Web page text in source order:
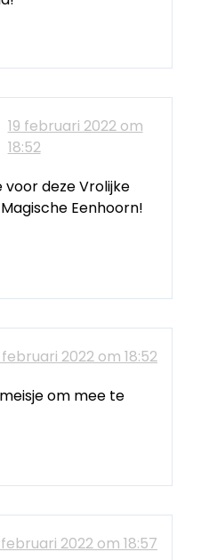
19 februari 2022 om
18:52
deze Vrolijke
Eenhoorn!
februari 2022 om 18:52
om mee te
februari 2022 om 18:57